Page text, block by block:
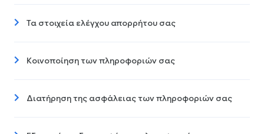
Τα στοιχεία ελέγχου απορρήτου σας
Κοινοποίηση των πληροφοριών σας
Διατήρηση της ασφάλειας των πληροφοριών σας